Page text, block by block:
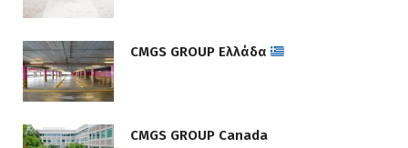
CMGS GROUP Ελλάδα
CMGS GROUP Canada